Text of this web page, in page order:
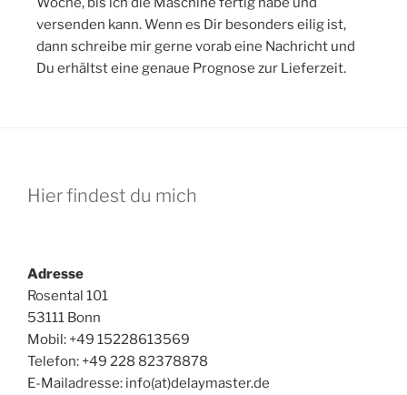
versenden kann. Wenn es Dir besonders eilig ist,
dann schreibe mir gerne vorab eine Nachricht und
Du erhältst eine genaue Prognose zur Lieferzeit.
Hier findest du mich
Adresse
Rosental 101
53111 Bonn
Mobil: +49 15228613569
Telefon: +49 228 82378878‬
E-Mailadresse: info(at)delaymaster.de